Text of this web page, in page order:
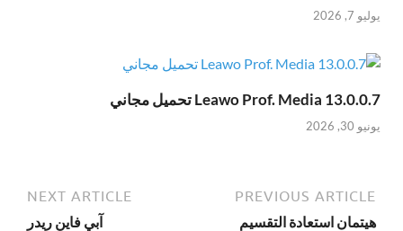
يوليو 7, 2026
Leawo Prof. Media 13.0.0.7 تحميل مجاني
يونيو 30, 2026
PREVIOUS ARTICLE
هيتمان استعادة التقسيم
NEXT ARTICLE
آبي فاين ريدر